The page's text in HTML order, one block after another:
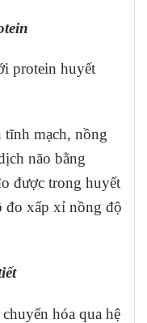
protein huyết
tĩnh mạch, nồng
não bằng
được trong huyết
đo xấp xỉ nồng độ
hóa qua hệ